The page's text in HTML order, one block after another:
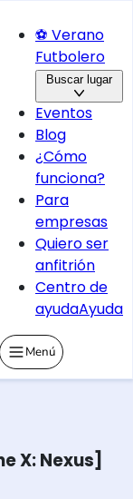
⚽ Verano
Futbolero
Buscar lugar
Eventos
Blog
¿Cómo
funciona?
Para
empresas
Quiero ser
anfitrión
Centro de
ayudaAyuda
Menú
X: Nexus]